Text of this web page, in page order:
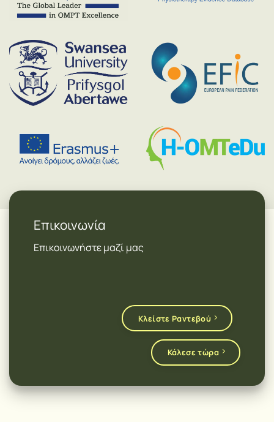
Επικοινωνία
Επικοινωνήστε μαζί μας
Κλείστε Ραντεβού
Κάλεσε τώρα